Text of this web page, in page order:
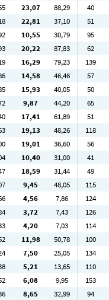
23,07 88,29 40
22,81 37,10 51
10,55 30,79 95
20,22 87,83 62
16,29 79,23 139
14,58 46,46 57
15,93 40,05 50
9,87 44,20 65
17,41 61,89 51
19,13 48,26 118
19,01 36,60 56
10,40 31,00 41
18,59 31,44 49
9,45 48,05 115
4,56 7,86 124
3,72 7,43 126
4,20 7,03 114
11,98 50,78 100
7,50 25,05 134
5,21 13,65 110
6,08 9,95 153
8,65 32,99 94